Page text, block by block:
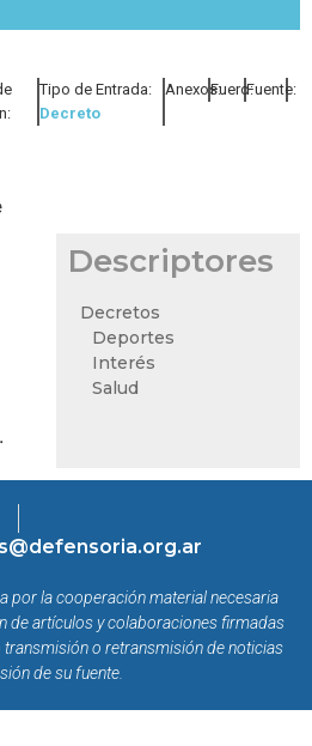
Tipo de Entrada:
Decreto
Anexos:Fuero:Fuente:
Descriptores
Decretos
Deportes
Interés
Salud
por la cooperación material necesaria
de artículos y colaboraciones firmadas
o retransmisión de noticias
de su fuente.